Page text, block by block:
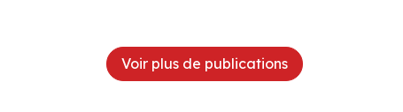
Voir plus de publications